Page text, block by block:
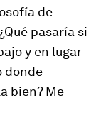
de
pasaría si
y en lugar
donde
bien? Me